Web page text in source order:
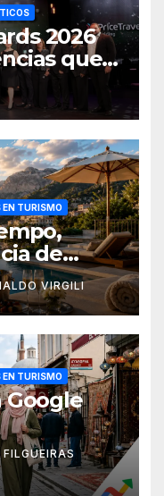
2026
que
del
TURISMO
de
VIRGILI
TURISMO
Google